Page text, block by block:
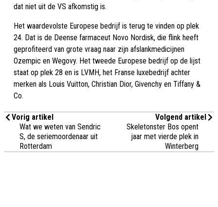
dat niet uit de VS afkomstig is.
Het waardevolste Europese bedrijf is terug te vinden op plek
24. Dat is de Deense farmaceut Novo Nordisk, die flink heeft
geprofiteerd van grote vraag naar zijn afslankmedicijnen
Ozempic en Wegovy. Het tweede Europese bedrijf op de lijst
staat op plek 28 en is LVMH, het Franse luxebedrijf achter
merken als Louis Vuitton, Christian Dior, Givenchy en Tiffany &
Co.
Vorig artikel
Wat we weten van Sendric
S, de seriemoordenaar uit
Rotterdam
Volgend artikel
Skeletonster Bos opent
jaar met vierde plek in
Winterberg